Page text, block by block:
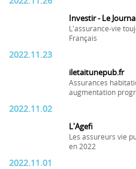
Investir - Le
L'assurance-vie
Français
2022.11.23
iletaitunepub.fr
Assurances
augmentation
2022.11.02
L'Agefi
Les assureurs vie
en 2022
2022.11.01